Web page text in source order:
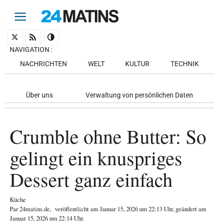
NAVIGATION :
NACHRICHTEN
WELT KULTUR TECHNIK
Über uns Verwaltung von persönlichen Daten
Crumble ohne Butter: So
gelingt ein knuspriges
Dessert ganz einfach
Küche
Par24matins.de, veröffentlicht amJanuar 15, 2026um 22:13 Uhr, geändert am
Januar 15, 2026 um 22:14 Uhr.